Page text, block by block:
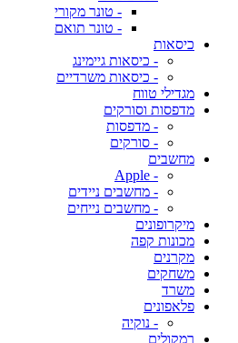
- טונר מקורי
- טונר תואם
כיסאות
- כיסאות גיימינג
- כיסאות משרדיים
מגדילי טווח
מדפסות וסורקים
- מדפסות
- סורקים
מחשבים
- Apple
- מחשבים ניידים
- מחשבים נייחים
מיקרופונים
מכונות קפה
מקרנים
משחקים
משרד
פלאפונים
- נוקיה
רמקולים